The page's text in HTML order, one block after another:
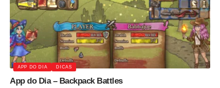
APP DO DIA DICAS
App do Dia – Backpack Battles